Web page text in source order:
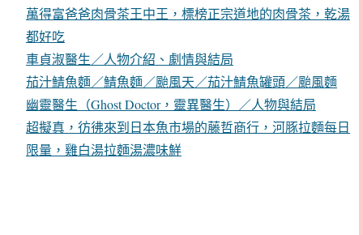
萬得富爸爸肉骨茶王中王，標榜正宗道地的肉骨茶，乾湯
都好吃
車貞淑醫生／人物介紹、劇情與結局
茄汁鯖魚麵／鯖魚麵／颱風天／茄汁鯖魚罐頭／颱風麵
幽靈醫生（Ghost Doctor，靈異醫生）／人物與結局
超擬真，彷彿來到日本魚市場的藤哲商行，河豚拉麵每日
限量，雞白湯拉麵湯濃味鮮